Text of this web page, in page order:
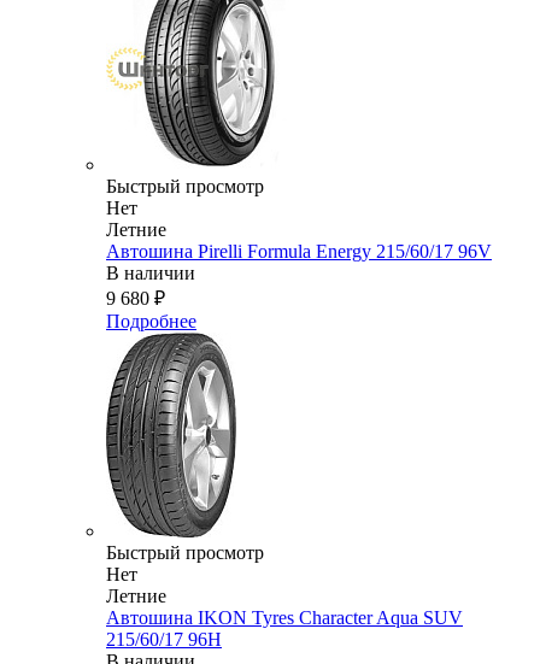
Быстрый просмотр
Нет
Летние
Автошина Pirelli Formula Energy 215/60/17 96V
В наличии
9 680 ₽
Подробнее
Быстрый просмотр
Нет
Летние
Автошина IKON Tyres Character Aqua SUV
215/60/17 96H